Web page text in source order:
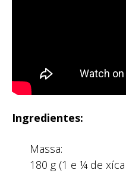
Ingredientes:
Massa:
180 g (1 e ¼ de